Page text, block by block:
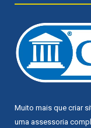
Muito mais que criar
uma assessoria